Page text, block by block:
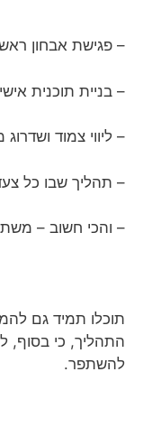
– פגישת אבחון
– בניית תוכנית
– ליווי צמוד
– תהליך שבו כל
– והכי חשוב –
תוכלו תמיד גם
התהליך, כי
להשתפר.